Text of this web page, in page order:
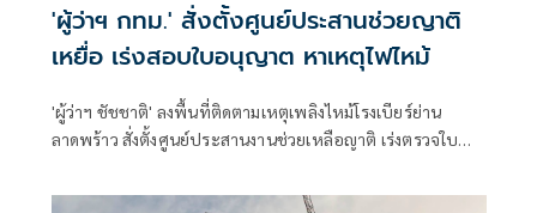
'ผู้ว่าฯ กทม.' สั่งตั้งศูนย์ประสานช่วยญาติ
เหยื่อ เร่งสอบใบอนุญาต หาเหตุไฟไหม้
'ผู้ว่าฯ ชัชชาติ' ลงพื้นที่ติดตามเหตุเพลิงไหม้โรงเบียร์ย่าน
ลาดพร้าว สั่งตั้งศูนย์ประสานงานช่วยเหลือญาติ เร่งตรวจใบ